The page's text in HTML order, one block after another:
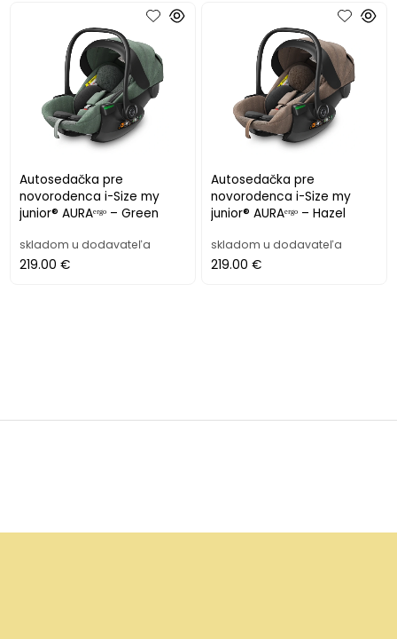
Autosedačka pre
novorodenca i-Size my
junior® AURAᵉʳᵍᵒ – Green
skladom u dodavateľa
219.00 €
Autosedačka pre
novorodenca i-Size my
junior® AURAᵉʳᵍᵒ – Hazel
skladom u dodavateľa
219.00 €